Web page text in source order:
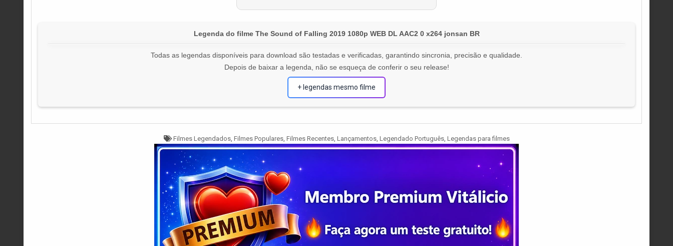
Legenda do filme The Sound of Falling 2019 1080p WEB DL AAC2 0 x264 jonsan BR
Todas as legendas disponíveis para download são testadas e verificadas, garantindo sincronia, precisão e qualidade.
Depois de baixar a legenda, não se esqueça de conferir o seu release!
+ legendas mesmo filme
Tagged
Filmes Legendados, Filmes Populares, Filmes Recentes, Lançamentos, Legendado Português, Legendas para filmes